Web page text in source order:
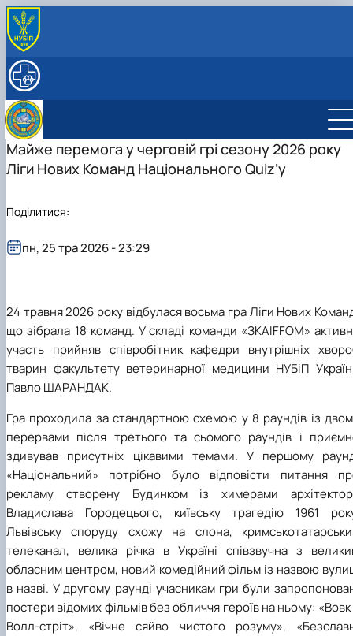
ПРО КАФЕДРУ
СПІВРОБІТНИКИ
Допоміжний персонал
НАУКОВА ДІЯЛЬНІСТЬ
Студентський науковий гурток з "Клінічної
діагностики хвороб тварин"
Керівник гуртка
Список гуртківців
Студентський науковий гурток "Внутрішніх
Звіт гуртка
Майже перемога у черговій грі сезону 2026 року
Ліги Нових Команд Національного Quiz’у
24 травня 2026 року відбулася восьма гра Ліги Нових
що зібрала 18 команд. У складі команди «ЗKAIFFOM»
участь прийняв співробітник кафедри внутрішніх
тварин факультету ветеринарної медицини НУБіП
Павло ШАРАНДАК.
Гра проходила за стандартною схемою у 8 раундів із
перервами після третього та сьомого раундів і
здивував присутніх цікавими темами. У першому
«Національний» потрібно було відповісти питання
рекламу створену Будинком із химерами
Владислава Городецього, київську трагедію 1961
Львівську споруду схожу на слона,
телеканал, велика річка в Україні співзвучна з
обласним центром, новий комедійний фільм із назвою
в назві. У другому раунді учасникам гри були
постери відомих фільмів без обличчя героїв на ньому: «Вовк
Волл-стріт», «Вічне сяйво чистого розуму»,
пн, 25 тра 2026 - 23:29
Поділитися: